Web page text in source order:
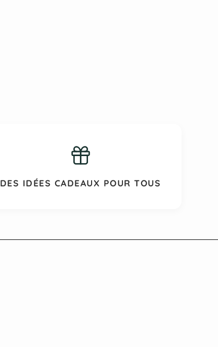
DES IDÉES CADEAUX POUR TOUS